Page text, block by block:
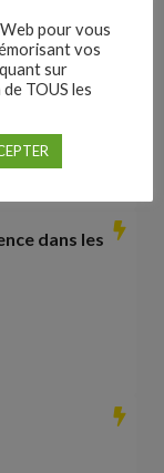
dans les
pour vous
vos
sur
TOUS les